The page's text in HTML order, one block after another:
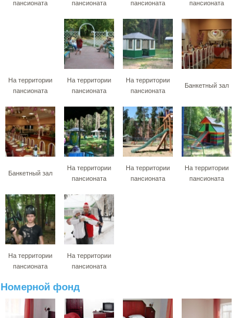
пансионата
пансионата
пансионата
пансионата
На территории
пансионата
На территории
пансионата
На территории
пансионата
Банкетный зал
Банкетный зал
На территории
пансионата
На территории
пансионата
На территории
пансионата
На территории
пансионата
На территории
пансионата
Номерной фонд